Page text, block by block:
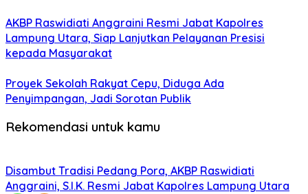
AKBP Raswidiati Anggraini Resmi Jabat Kapolres
Lampung Utara, Siap Lanjutkan Pelayanan Presisi
kepada Masyarakat
Proyek Sekolah Rakyat Cepu, Diduga Ada
Penyimpangan, Jadi Sorotan Publik
Rekomendasi untuk kamu
Disambut Tradisi Pedang Pora, AKBP Raswidiati
Anggraini, S.I.K. Resmi Jabat Kapolres Lampung Utara